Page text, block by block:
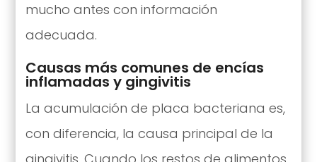
mucho antes con información
adecuada.
Causas más comunes de encías
inflamadas y gingivitis
La acumulación de placa bacteriana es,
con diferencia, la causa principal de la